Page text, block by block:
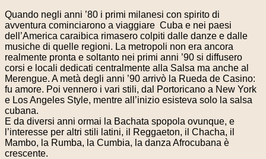
Quando negli anni ’80 i primi milanesi con spirito di
avventura cominciarono a viaggiare Cuba e nei paesi
dell’America caraibica rimasero colpiti dalle danze e dalle
musiche di quelle regioni. La metropoli non era ancora
realmente pronta e soltanto nei primi anni ’90 si diffusero
corsi e locali dedicati centralmente alla Salsa ma anche al
Merengue. A metà degli anni ’90 arrivò la Rueda de Casino:
fu amore. Poi vennero i vari stili, dal Portoricano a New York
e Los Angeles Style, mentre all’inizio esisteva solo la salsa
cubana.
E da diversi anni ormai la Bachata spopola ovunque, e
l’interesse per altri stili latini, il Reggaeton, il Chacha, il
Mambo, la Rumba, la Cumbia, la danza Afrocubana è
crescente.